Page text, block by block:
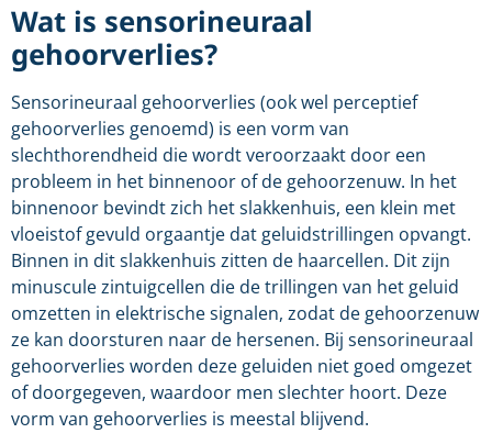
Wat is sensorineuraal
gehoorverlies?
Sensorineuraal gehoorverlies (ook wel perceptief
gehoorverlies genoemd) is een vorm van
slechthorendheid die wordt veroorzaakt door een
probleem in het binnenoor of de gehoorzenuw. In het
binnenoor bevindt zich het slakkenhuis, een klein met
vloeistof gevuld orgaantje dat geluidstrillingen opvangt.
Binnen in dit slakkenhuis zitten de haarcellen. Dit zijn
minuscule zintuigcellen die de trillingen van het geluid
omzetten in elektrische signalen, zodat de gehoorzenuw
ze kan doorsturen naar de hersenen. Bij sensorineuraal
gehoorverlies worden deze geluiden niet goed omgezet
of doorgegeven, waardoor men slechter hoort. Deze
vorm van gehoorverlies is meestal blijvend.